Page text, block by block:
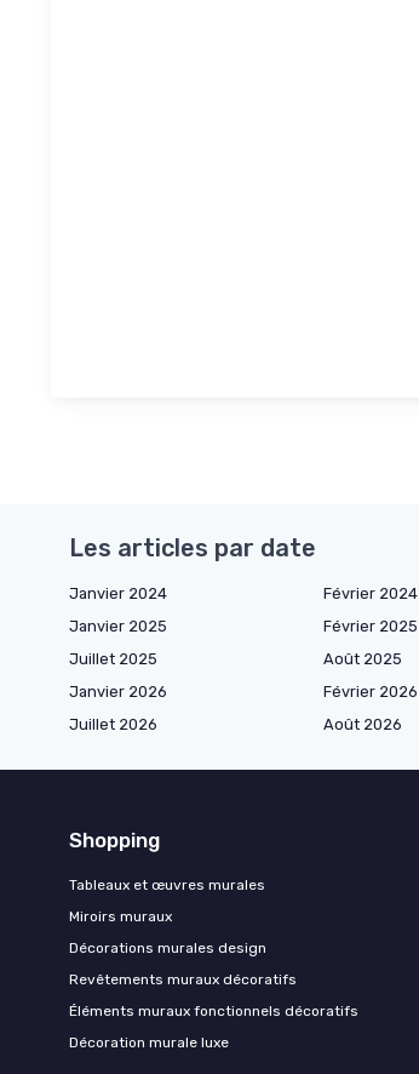
Les articles par date
Janvier 2024 Février 2024
Janvier 2025
Février 2025
Juillet 2025
Août 2025
Janvier 2026
Février 2026
Juillet 2026
Août 2026
Shopping
Tableaux et œuvres murales
Miroirs muraux
Décorations murales design
Revêtements muraux décoratifs
Éléments muraux fonctionnels décoratifs
Décoration murale luxe